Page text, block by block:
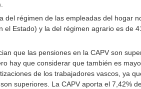
del régimen de las empleadas del hogar
el Estado) y la del régimen agrario es de
que las pensiones en la CAPV son
hay que considerar que también es
de los trabajadores vascos, ya
superiores. La CAPV aporta el 7,42%